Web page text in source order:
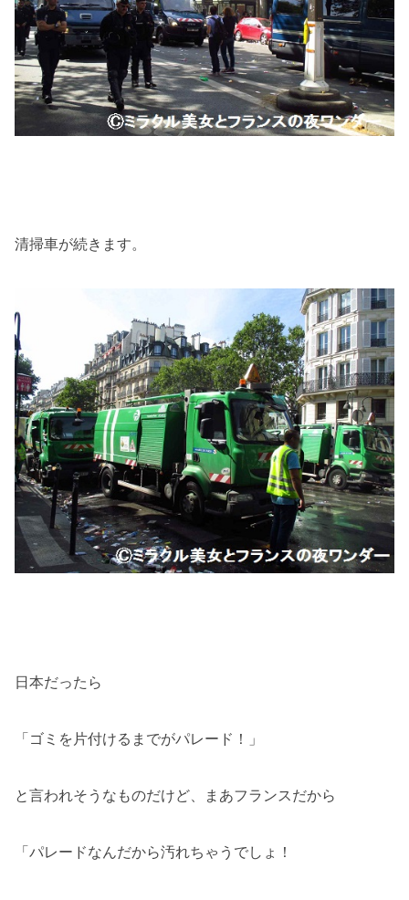
清掃車が続きます。
日本だったら
「ゴミを片付けるまでがパレード！」
と言われそうなものだけど、まあフランスだから
「パレードなんだから汚れちゃうでしょ！